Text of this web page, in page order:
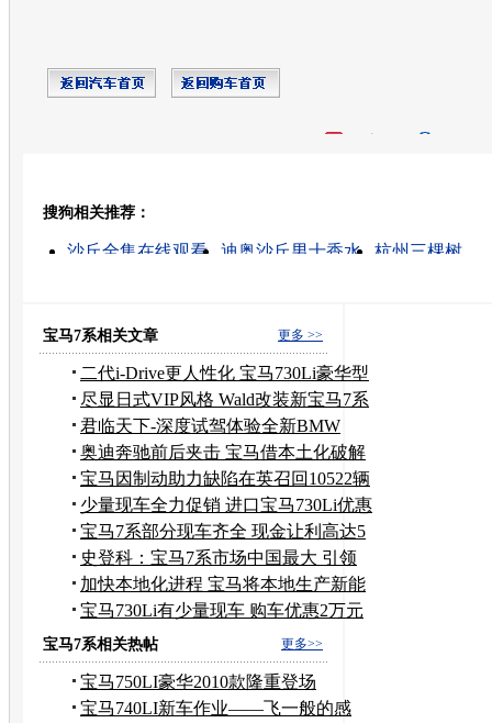
搜狗相关推荐：
沙丘全集在线观看 迪奥沙丘男士香水
杭州三棵树
更多 >>
宝马7系相关文章
二代i-Drive更人性化 宝马730Li豪华型
尽显日式VIP风格 Wald改装新宝马7系
君临天下-深度试驾体验全新BMW
730li
奥迪奔驰前后夹击 宝马借本土化破解
尴尬
宝马因制动助力缺陷在英召回10522辆
汽车
少量现车全力促销 进口宝马730Li优惠
1万
宝马7系部分现车齐全 现金让利高达5
万
史登科：宝马7系市场中国最大 引领
豪车
加快本地化进程 宝马将本地生产新能
源车
宝马730Li有少量现车 购车优惠2万元
现金
更多>>
宝马7系相关热帖
宝马750LI豪华2010款隆重登场
宝马740LI新车作业——飞一般的感